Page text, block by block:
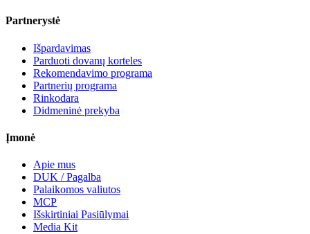
Partnerystė
Išpardavimas
Parduoti dovanų korteles
Rekomendavimo programa
Partnerių programa
Rinkodara
Didmeninė prekyba
Įmonė
Apie mus
DUK / Pagalba
Palaikomos valiutos
MCP
Išskirtiniai Pasiūlymai
Media Kit